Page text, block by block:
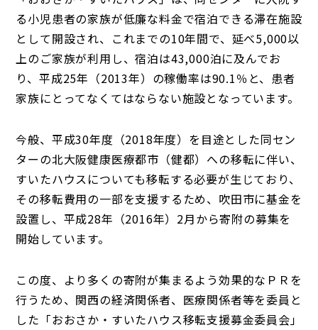
る小児患者の家族が低廉な料金で宿泊できる滞在施設
として開設され、これまでの10年間で、延べ5,000以
上のご家族が利用し、宿泊は43,000泊に及んでお
り、平成25年（2013年）の稼働率は90.1％と、患者
家族にとってなくてはならない施設となっています。
今般、平成30年度（2018年度）を目途とした同セン
ターの北大阪健康医療都市（健都）への移転に伴い、
すいたハウスについても移転する必要が生じており、
その移転費用の一部を支援するため、吹田市に基金を
設置し、平成28年（2016年）2月から寄附の募集を
開始しています。
この度、より多くの寄附が集まるよう効果的なＰＲを
行うため、関西の経済関係者、医療関係者等を委員と
した「おおさか・すいたハウス移転支援募金委員会」